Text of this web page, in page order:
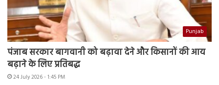
Punjab
पंजाब सरकार बागवानी को बढ़ावा देने और किसानों की आय
बढ़ाने के लिए प्रतिबद्ध
24 July 2026 - 1:45 PM